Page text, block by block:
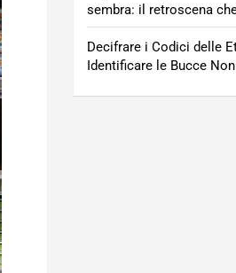
sembra: il retroscena
Decifrare i Codici delle
Identificare le Bucce